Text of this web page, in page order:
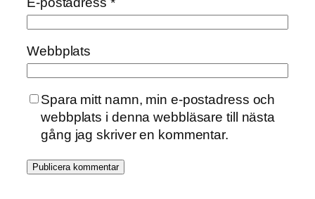
Webbplats
Spara mitt namn, min e-postadress och
webbplats i denna webbläsare till nästa
gång jag skriver en kommentar.